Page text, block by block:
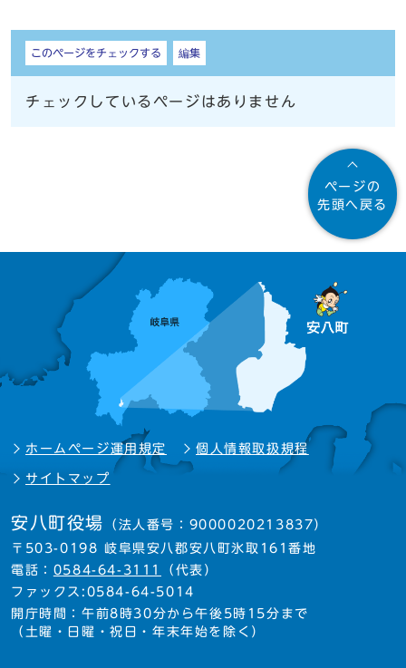
しおり
このページをチェックする 編集
チェックしているページはありません
ページの
先頭へ戻る
ホームページ運用規定 個人情報取扱規程
サイトマップ
安八町役場 （法人番号：9000020213837）
〒503-0198 岐阜県安八郡安八町氷取161番地
電話： 0584-64-3111
（代表）
ファックス:0584-64-5014
開庁時間：午前8時30分から午後5時15分まで
（土曜・日曜・祝日・年末年始を除く）